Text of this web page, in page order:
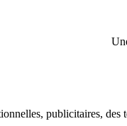
publicitaires, des